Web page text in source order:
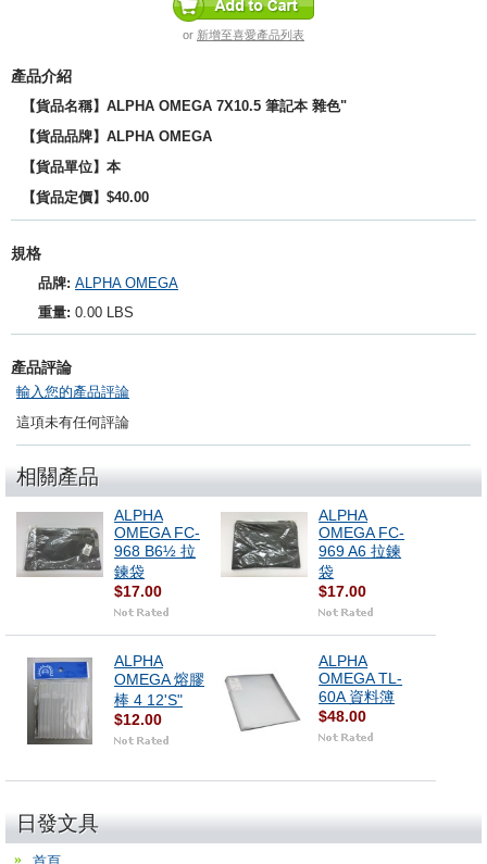
or 新增至喜愛產品列表
產品介紹
【貨品名稱】ALPHA OMEGA 7X10.5 筆記本 雜色"
【貨品品牌】 ALPHA OMEGA
【貨品單位】本
【貨品定價】$40.00
規格
品牌: ALPHA OMEGA
重量: 0.00 LBS
產品評論
輸入您的產品評論
這項未有任何評論
相關產品
ALPHA
OMEGA FC-
968 B6½ 拉
鍊袋
$17.00
ALPHA
OMEGA FC-
969 A6 拉鍊
袋
$17.00
ALPHA
OMEGA 熔膠
棒 4 12'S"
$12.00
ALPHA
OMEGA TL-
60A 資料簿
$48.00
日發文具